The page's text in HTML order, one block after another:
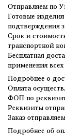
Отправляем по
Готовые
подтверждения
Срок и
транспортной
Бесплатная
применения
Подробнее о
Оплата
ФОП по
Реквизиты
Заказ
Подробнее об